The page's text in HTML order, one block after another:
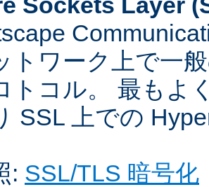
トワーク上で一
トコル。 最もよ
SSL 上での
: SSL/TLS 暗号化